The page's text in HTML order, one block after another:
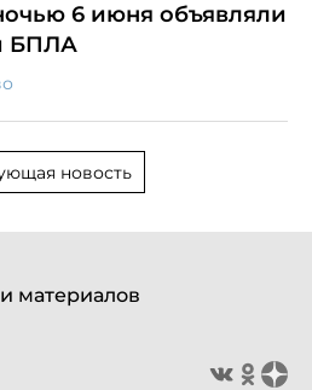
6 июня объявляли
БПЛА
новость
материалов